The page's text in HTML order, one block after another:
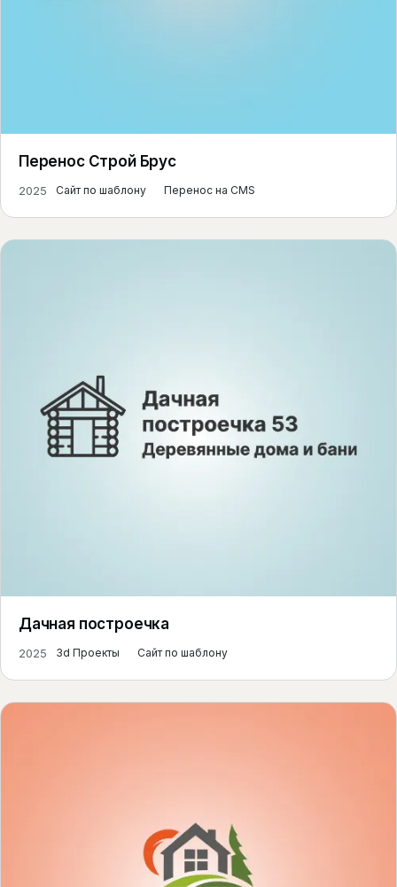
Перенос Строй Брус
2025 Сайт по шаблону Перенос на CMS
Дачная построечка
2025 3d Проекты Сайт по шаблону